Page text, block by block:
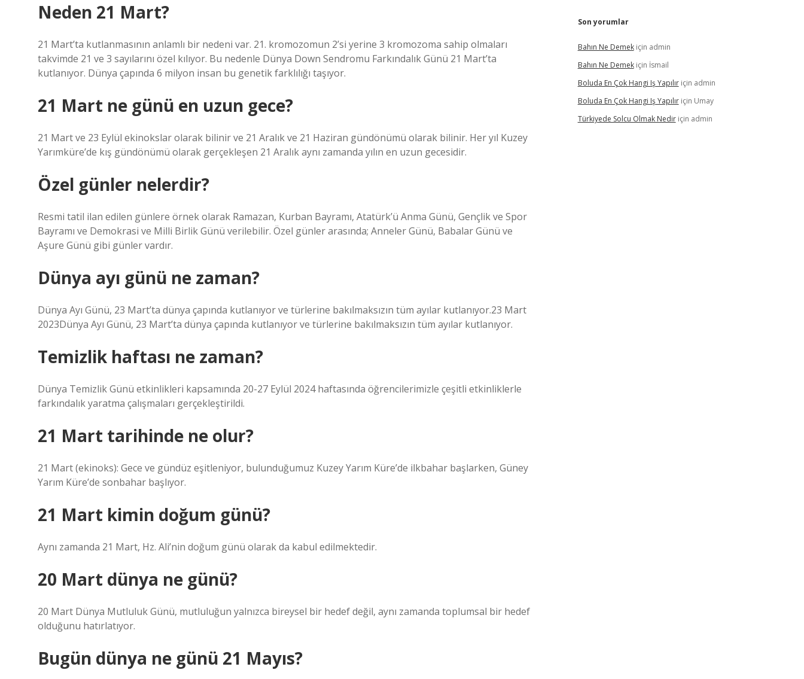
Neden 21 Mart?
21 Mart’ta kutlanmasının anlamlı bir nedeni var. 21. kromozomun 2’si yerine 3 kromozoma sahip olmaları
takvimde 21 ve 3 sayılarını özel kılıyor. Bu nedenle Dünya Down Sendromu Farkındalık Günü 21 Mart’ta
kutlanıyor. Dünya çapında 6 milyon insan bu genetik farklılığı taşıyor.
21 Mart ne günü en uzun gece?
21 Mart ve 23 Eylül ekinokslar olarak bilinir ve 21 Aralık ve 21 Haziran gündönümü olarak bilinir. Her yıl Kuzey
Yarımküre’de kış gündönümü olarak gerçekleşen 21 Aralık aynı zamanda yılın en uzun gecesidir.
Özel günler nelerdir?
Resmi tatil ilan edilen günlere örnek olarak Ramazan, Kurban Bayramı, Atatürk’ü Anma Günü, Gençlik ve Spor
Bayramı ve Demokrasi ve Milli Birlik Günü verilebilir. Özel günler arasında; Anneler Günü, Babalar Günü ve
Aşure Günü gibi günler vardır.
Dünya ayı günü ne zaman?
Dünya Ayı Günü, 23 Mart’ta dünya çapında kutlanıyor ve türlerine bakılmaksızın tüm ayılar kutlanıyor.23 Mart
2023Dünya Ayı Günü, 23 Mart’ta dünya çapında kutlanıyor ve türlerine bakılmaksızın tüm ayılar kutlanıyor.
Temizlik haftası ne zaman?
Dünya Temizlik Günü etkinlikleri kapsamında 20-27 Eylül 2024 haftasında öğrencilerimizle çeşitli etkinliklerle
farkındalık yaratma çalışmaları gerçekleştirildi.
21 Mart tarihinde ne olur?
21 Mart (ekinoks): Gece ve gündüz eşitleniyor, bulunduğumuz Kuzey Yarım Küre’de ilkbahar başlarken, Güney
Yarım Küre’de sonbahar başlıyor.
21 Mart kimin doğum günü?
Aynı zamanda 21 Mart, Hz. Ali’nin doğum günü olarak da kabul edilmektedir.
20 Mart dünya ne günü?
20 Mart Dünya Mutluluk Günü, mutluluğun yalnızca bireysel bir hedef değil, aynı zamanda toplumsal bir hedef
olduğunu hatırlatıyor.
Bugün dünya ne günü 21 Mayıs?
Son yorumlar
Bahın Ne Demekiçin admin
Bahın Ne Demekiçin İsmail
Boluda En Çok Hangi Iş Yapılıriçin admin
Boluda En Çok Hangi Iş Yapılıriçin Umay
Türkiyede Solcu Olmak Nediriçin admin